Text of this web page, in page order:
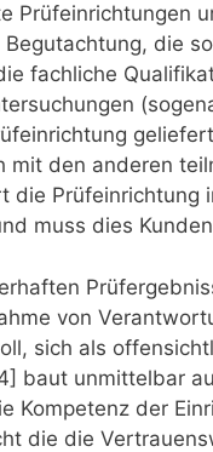
Prüfeinrichtungen
die
fachliche
mit den anderen
die
muss dies
von
sich als
baut unmittelbar
Kompetenz der
die die